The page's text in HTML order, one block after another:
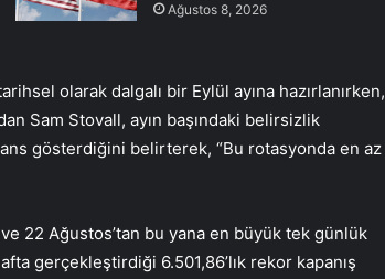
Ağustos 8, 2026
olarak dalgalı bir Eylül ayına hazırlanırken,
Sam Stovall, ayın başındaki belirsizlik
gösterdiğini belirterek, “Bu rotasyonda en az
22 Ağustos’tan bu yana en büyük tek günlük
gerçekleştirdiği 6.501,86’lık rekor kapanış